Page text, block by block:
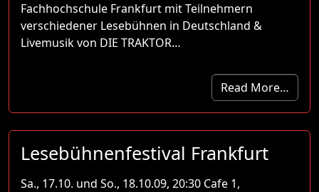
Fachhochschule Frankfurt mit Teilnehmern
verschiedener Lesebühnen in Deutschland &
Livemusik von DIE TRAKTOR…
Read More…
Lesebühnenfestival Frankfurt
Sa., 17.10. und So., 18.10.09, 20:30 Cafe 1,